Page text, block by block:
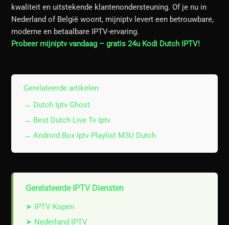
kwaliteit en uitstekende klantenondersteuning. Of je nu in
Nederland of België woont, mijniptv levert een betrouwbare,
moderne en betaalbare IPTV-ervaring.
Probeer mijniptv vandaag – gratis 24u Kodi Dutch IPTV!
Gerelateerde artikelen
→ Dutch Iptv Ghost
→ Best Dutch Live Tv Iptv
→ Android Box Iptv Playlist M3U Dutch
Gerelateerde IPTV Diensten
➤ IPTV Kopen
➤ Nederland IPTV